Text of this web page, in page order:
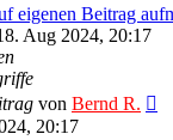
eigenen Beitrag
Aug 2024, 20:17
von Bernd R.
20:17